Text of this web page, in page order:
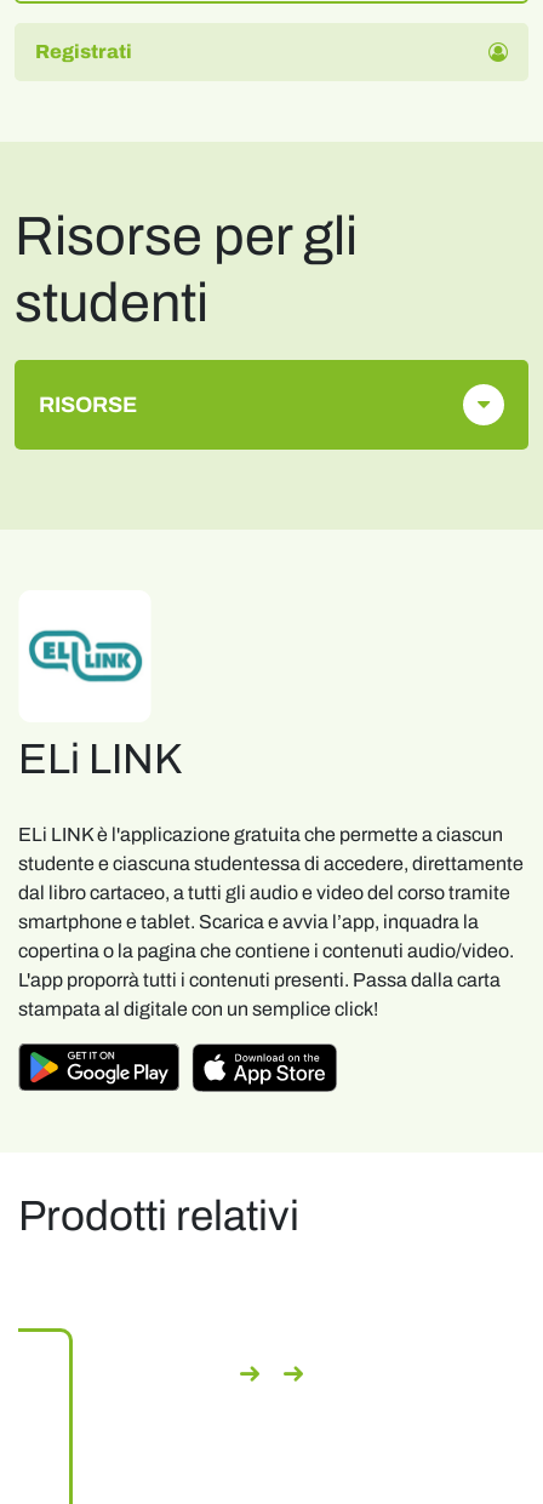
Registrati
Risorse per gli
studenti
RISORSE
ELi LINK
ELi LINK è l'applicazione gratuita che permette a ciascun
studente e ciascuna studentessa di accedere, direttamente
dal libro cartaceo, a tutti gli audio e video del corso tramite
smartphone e tablet. Scarica e avvia l’app, inquadra la
copertina o la pagina che contiene i contenuti audio/video.
L'app proporrà tutti i contenuti presenti. Passa dalla carta
stampata al digitale con un semplice click!
Prodotti relativi